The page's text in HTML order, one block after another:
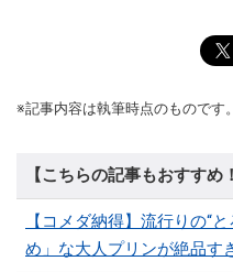
※記事内容は執筆時点のものです
【こちらの記事もおすすめ
【コメダ納得】流行りの“
め」な大人プリンが絶品す